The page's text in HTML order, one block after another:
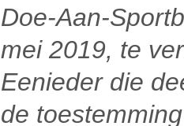
Doe-Aan-
mei 2019, te
Eenieder die
de